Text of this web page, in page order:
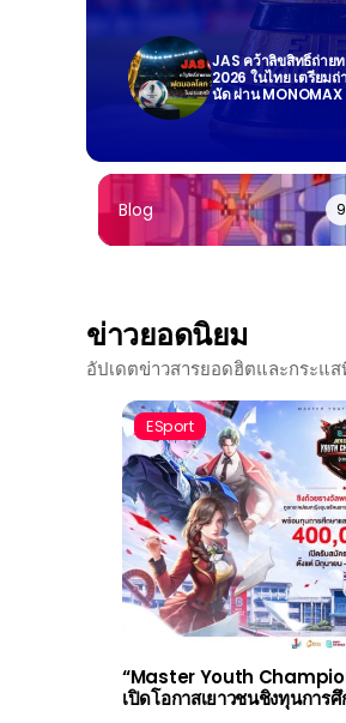
JAS คว้าลิขสิทธิ์ถ่าย
2026 ในไทย เตรียม
นัด ผ่าน MONOMAX
Blog 9
ข่าวยอดนิยม
อัปเดตข่าวสารยอดฮิตและกระแ
ESport
“Master Youth
เปิดโอกาสเยาวชนชิงทุนการ